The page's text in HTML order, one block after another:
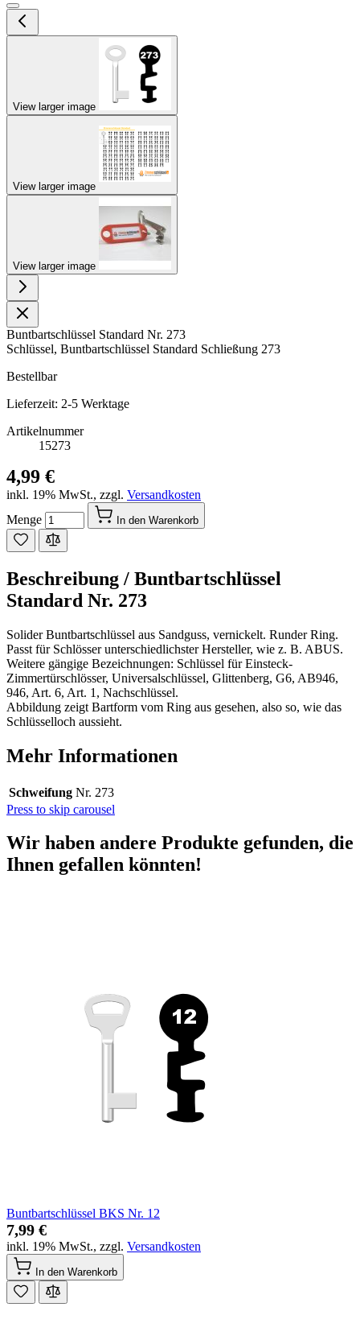
View larger image
View larger image
View larger image
Buntbartschlüssel Standard Nr. 273
Schlüssel, Buntbartschlüssel Standard Schließung 273
Bestellbar
Lieferzeit: 2-5 Werktage
Artikelnummer
15273
4,99 €
inkl. 19% MwSt., zzgl. Versandkosten
Menge
In den Warenkorb
Beschreibung / Buntbartschlüssel
Standard Nr. 273
Solider Buntbartschlüssel aus Sandguss, vernickelt. Runder Ring.
Passt für Schlösser unterschiedlichster Hersteller, wie z. B. ABUS.
Weitere gängige Bezeichnungen: Schlüssel für Einsteck-
Zimmertürschlösser, Universalschlüssel, Glittenberg, G6, AB946,
946, Art. 6, Art. 1, Nachschlüssel.
Abbildung zeigt Bartform vom Ring aus gesehen, also so, wie das
Schlüsselloch aussieht.
Mehr Informationen
Schweifung Nr. 273
Press to skip carousel
Wir haben andere Produkte gefunden, die
Ihnen gefallen könnten!
Buntbartschlüssel BKS Nr. 12
7,99 €
inkl. 19% MwSt., zzgl. Versandkosten
In den Warenkorb